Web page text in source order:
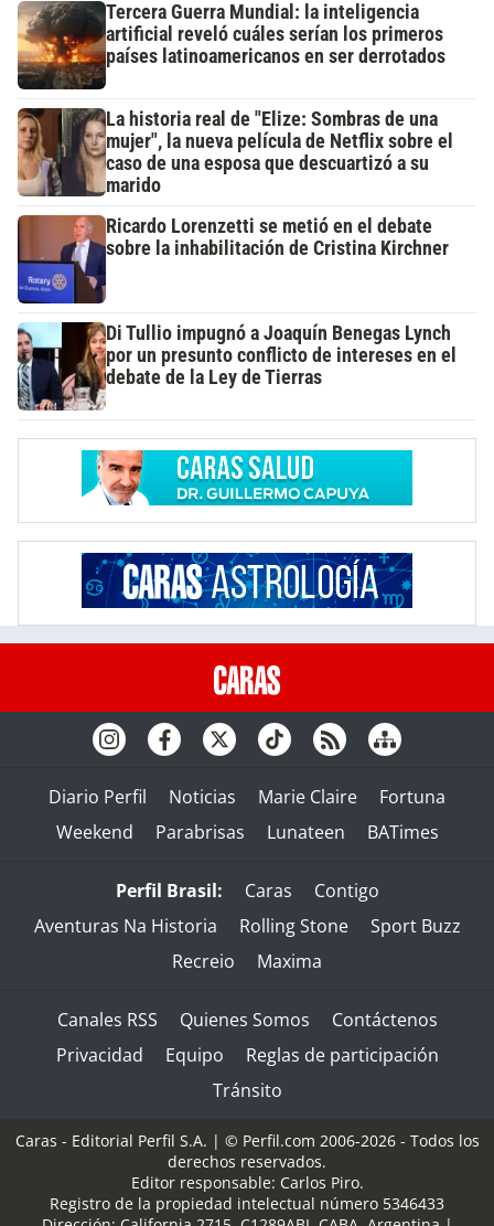
Tercera Guerra Mundial: la inteligencia
artificial reveló cuáles serían los primeros
países latinoamericanos en ser derrotados
La historia real de "Elize: Sombras de una
mujer", la nueva película de Netflix sobre el
caso de una esposa que descuartizó a su
marido
Ricardo Lorenzetti se metió en el debate
sobre la inhabilitación de Cristina Kirchner
Di Tullio impugnó a Joaquín Benegas Lynch
por un presunto conflicto de intereses en el
debate de la Ley de Tierras
Diario Perfil Noticias Marie Claire
Fortuna
Weekend
Parabrisas Lunateen BATimes
Perfil Brasil: Caras
Contigo
Aventuras Na Historia
Rolling Stone
Sport Buzz
Recreio
Maxima
Canales RSS Quienes Somos
Contáctenos
Privacidad
Equipo
Reglas de participación
Tránsito
Caras - Editorial Perfil S.A. | © Perfil.com 2006-2026 - Todos los
derechos reservados.
Editor responsable: Carlos Piro.
Registro de la propiedad intelectual número 5346433